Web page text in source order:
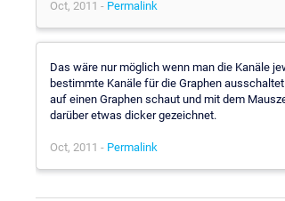
Oct, 2011 - Permalink
Das wäre nur möglich wenn man die Kanäle
bestimmte Kanäle für die Graphen
auf einen Graphen schaut und mit dem
darüber etwas dicker gezeichnet.
Oct, 2011 - Permalink